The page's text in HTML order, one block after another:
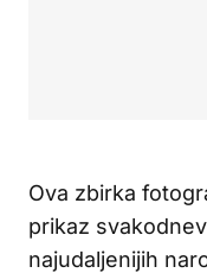
Ova zbirka
prikaz
najudaljenijih